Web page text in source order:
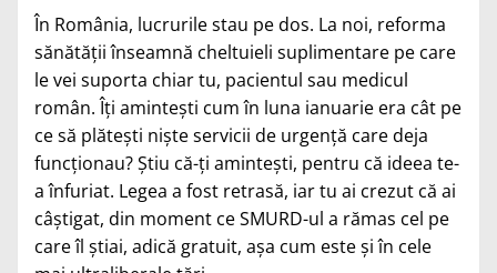
În România, lucrurile stau pe dos. La noi, reforma
sănătăţii înseamnă cheltuieli suplimentare pe care
le vei suporta chiar tu, pacientul sau medicul
român. Îţi aminteşti cum în luna ianuarie era cât pe
ce să plăteşti nişte servicii de urgenţă care deja
funcţionau? Ştiu că-ţi aminteşti, pentru că ideea te-
a înfuriat. Legea a fost retrasă, iar tu ai crezut că ai
câştigat, din moment ce SMURD-ul a rămas cel pe
care îl ştiai, adică gratuit, aşa cum este şi în cele